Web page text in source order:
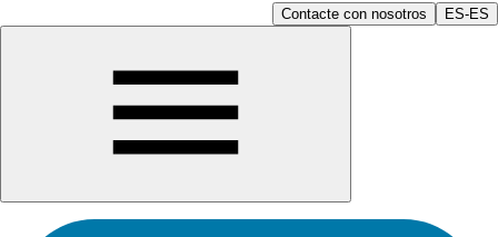
Contacte con nosotros ES-ES